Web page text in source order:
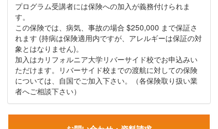
プログラム受講者には保険への加入が義務付けられま
す。
この保険では、病気、事故の場合 $250,000 まで保証さ
れます (持病は保険適用内ですが、アレルギーは保証の対
象とはなりません)。
加入はカリフォルニア大学リバーサイド校でお申込みい
ただけます。リバーサイド校までの渡航に対しての保険
については、自国でご加入下さい。（各保険取り扱い業
者へご相談下さい）